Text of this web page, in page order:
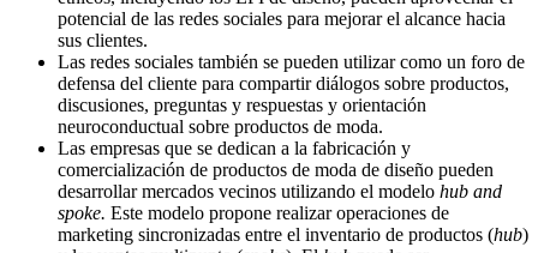
potencial de las redes sociales para mejorar el alcance hacia
sus clientes.
Las redes sociales también se pueden utilizar como un foro de
defensa del cliente para compartir diálogos sobre productos,
discusiones, preguntas y respuestas y orientación
neuroconductual sobre productos de moda.
Las empresas que se dedican a la fabricación y
comercialización de productos de moda de diseño pueden
desarrollar mercados vecinos utilizando el modelo hub and
spoke. Este modelo propone realizar operaciones de
marketing sincronizadas entre el inventario de productos (hub)